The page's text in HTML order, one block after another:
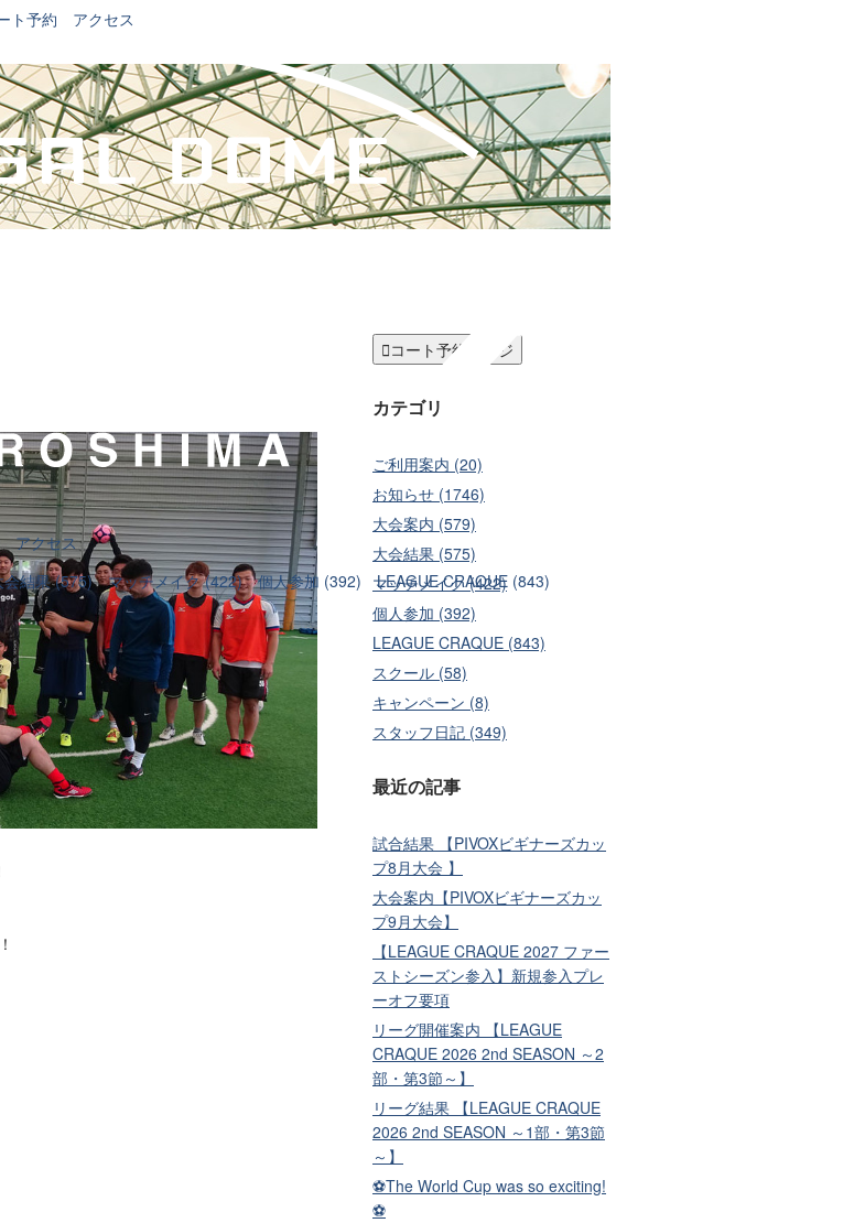
アクセス
会結果 (575) マッチメイク (422) 個人参加 (392)
LEAGUE CRAQUE (843)
ト予約 アクセス
コート予約ページ
カテゴリ
ご利用案内 (20)
お知らせ (1746)
大会案内 (579)
大会結果 (575)
マッチメイク (422)
個人参加 (392)
LEAGUE CRAQUE (843)
スクール (58)
キャンペーン (8)
スタッフ日記 (349)
最近の記事
試合結果 【PIVOXビギナーズカッ
プ8月大会 】
大会案内【PIVOXビギナーズカッ
プ9月大会】
【LEAGUE CRAQUE 2027 ファー
ストシーズン参入】新規参入プレ
ーオフ要項
リーグ開催案内 【LEAGUE
CRAQUE 2026 2nd SEASON ～2
部・第3節～】
リーグ結果 【LEAGUE CRAQUE
2026 2nd SEASON ～1部・第3節
～】
⚽The World Cup was so exciting!
⚽